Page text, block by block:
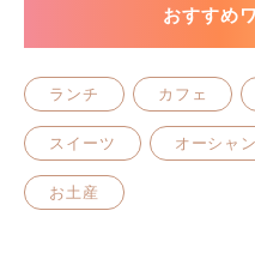
おすすめ
ランチ カフェ
スイーツ オーシャ
お土産